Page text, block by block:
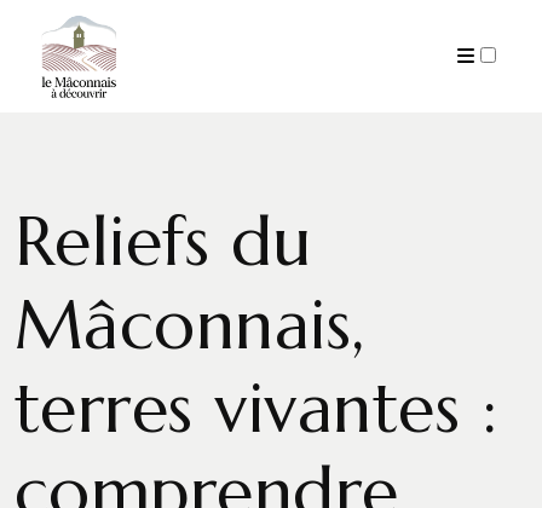
Reliefs du
Mâconnais,
terres vivantes :